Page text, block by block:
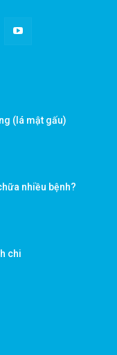
(lá mật gấu)
nhiều bệnh?
chi